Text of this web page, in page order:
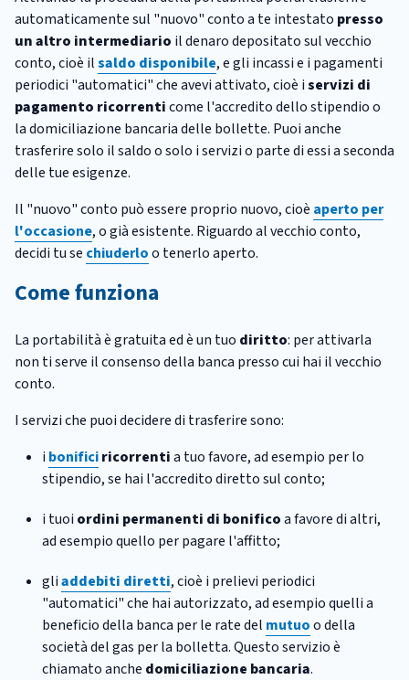
automaticamente sul "nuovo" conto a te intestato presso
un altro intermediario il denaro depositato sul vecchio
conto, cioè ilsaldo disponibile, e gli incassi e i pagamenti
periodici "automatici" che avevi attivato, cioè iservizi di
pagamento ricorrenticome l'accredito dello stipendio o
la domiciliazione bancaria delle bollette. Puoi anche
trasferire solo il saldo o solo i servizi o parte di essi a seconda
delle tue esigenze.
Il "nuovo" conto può essere proprio nuovo, cioè aperto per
l'occasione, o già esistente. Riguardo al vecchio conto,
decidi tu se chiuderloo tenerlo aperto.
Come funziona
La portabilità è gratuita ed è un tuo diritto: per attivarla
non ti serve il consenso della banca presso cui hai il vecchio
conto.
I servizi che puoi decidere di trasferire sono:
i bonificiricorrentia tuo favore, ad esempio per lo
stipendio, se hai l'accredito diretto sul conto;
i tuoi ordini permanenti di bonificoa favore di altri,
ad esempio quello per pagare l'affitto;
gliaddebiti diretti, cioè i prelievi periodici
"automatici" che hai autorizzato, ad esempio quelli a
beneficio della banca per le rate del mutuoo della
società del gas per la bolletta. Questo servizio è
chiamato anche domiciliazione bancaria.